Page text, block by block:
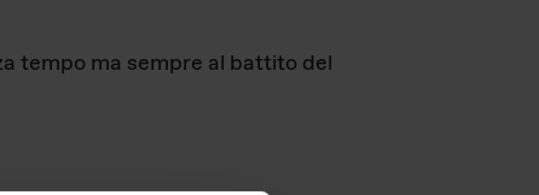
tempo ma sempre al battito del